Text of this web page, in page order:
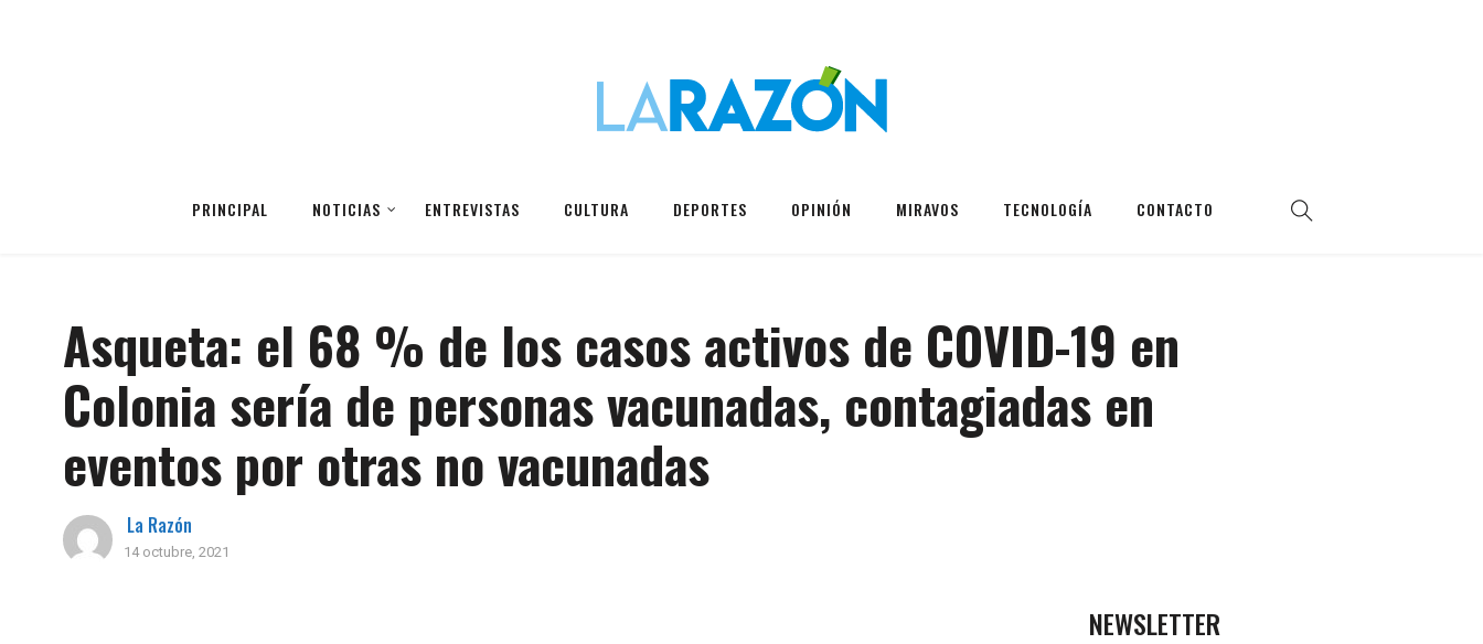
PRINCIPAL NOTICIAS ENTREVISTAS CULTURA DEPORTES OPINIÓN MIRAVOS TECNOLOGÍA CONTACTO
Asqueta: el 68 % de los casos activos de COVID-19 en
Colonia sería de personas vacunadas, contagiadas en
eventos por otras no vacunadas
La Razón
14 octubre, 2021
NEWSLETTER